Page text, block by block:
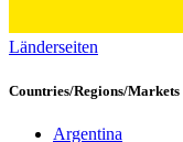
Länderseiten
Countries/Regions/Markets
Argentina